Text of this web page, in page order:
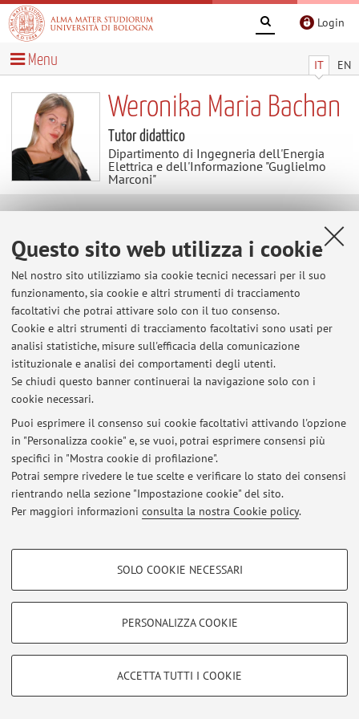
Questo sito web utilizza i cookie
Nel nostro sito utilizziamo sia cookie tecnici necessari per il suo
funzionamento, sia cookie e altri strumenti di tracciamento
facoltativi che potrai attivare solo con il tuo consenso.
Cookie e altri strumenti di tracciamento facoltativi sono usati per
analisi statistiche, misure sull'efficacia della comunicazione
istituzionale e analisi dei comportamenti degli utenti.
Se chiudi questo banner continuerai la navigazione solo con i
cookie necessari.
Puoi esprimere il consenso sui cookie facoltativi attivando l'opzione
in "Personalizza cookie" e, se vuoi, potrai esprimere consensi più
specifici in "Mostra cookie di profilazione".
Potrai sempre rivedere le tue scelte e verificare lo stato dei consensi
rientrando nella sezione "Impostazione cookie" del sito.
Per maggiori informazioni consulta la nostra Cookie policy.
COOKIE DI PROFILAZIONE - FACOLTATIVI
COOKIE TECNICI - NECESSARI
Si tratta di cookie tecnici utilizzati, a titolo esemplificativo, per il corretto
SOLO COOKIE NECESSARI
PERSONALIZZA COOKIE
ACCETTA TUTTI I COOKIE
Login
IT EN
Menu
Weronika Maria Bachan
Tutor didattico
Dipartimento di Ingegneria dell'Energia
Elettrica e dell'Informazione "Guglielmo
Marconi"
E-mail: weronikamaria.bachan@unibo.it
Dipartimento di Ingegneria dell'Energia Elettrica e
dell'Informazione "Guglielmo Marconi"
Viale del Risorgimento 2, Bologna -
Vai alla mappa
Ultimi avvisi
Al momento non sono presenti avvisi.
Accedi tramiteloginper gestire tutti i contenuti del sito.
Zamboni, 33 - 40126 Bologna - Partita IVA: 01131710376